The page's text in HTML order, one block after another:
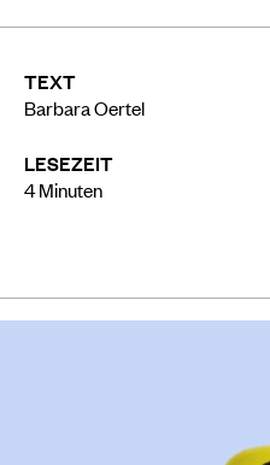
TEXT
Barbara Oertel
LESEZEIT
4Minuten